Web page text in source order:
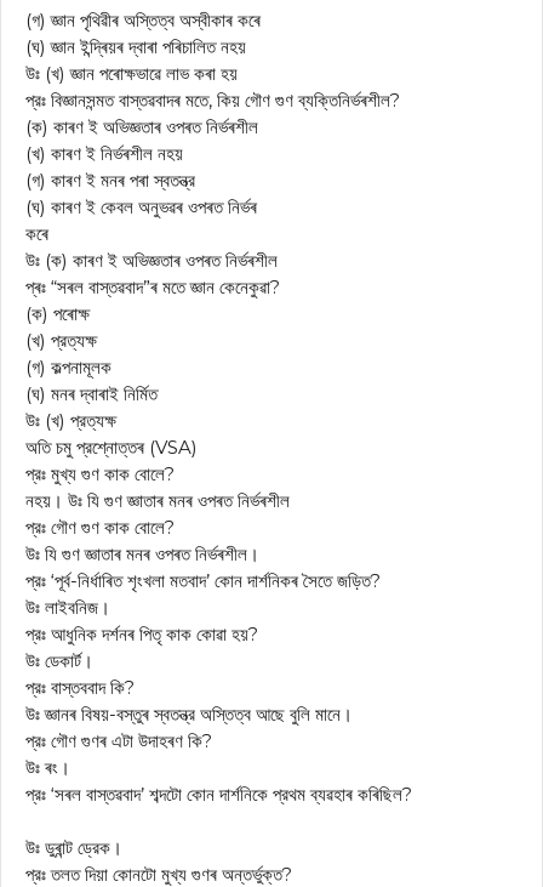
(গ) জ্ঞান পৃথিৱীৰ অস্তিত্ব অস্বীকাৰ কৰে
(ঘ) জ্ঞান ইন্দ্ৰিয়ৰ দ্বাৰা পৰিচালিত নহয়
উঃ (খ) জ্ঞান পৰোক্ষভাৱে লাভ কৰা হয়
প্রঃ বিজ্ঞানসন্মত বাস্তৱবাদৰ মতে, কিয় গৌণ গুণ ব্যক্তিনির্ভৰশীল?
(ক) কাৰণ ই অভিজ্ঞতাৰ ওপৰত নিৰ্ভৰশীল
(খ) কাৰণ ই নিৰ্ভৰশীল নহয়
(গ) কাৰণ ই মনৰ পৰা স্বতন্ত্র
(ঘ) কাৰণ ই কেবল অনুভৱৰ ওপৰত নিৰ্ভৰ
কৰে
উঃ (ক) কাৰণ ই অভিজ্ঞতাৰ ওপৰত নিৰ্ভৰশীল
প্ৰঃ “সৰল বাস্তৱবাদ”ৰ মতে জ্ঞান কেনেকুৱা?
(ক) পৰোক্ষ
(খ) প্রত্যক্ষ
(গ) কল্পনামূলক
(ঘ) মনৰ দ্বাৰাই নিৰ্মিত
উঃ (খ) প্রত্যক্ষ
অতি চমু প্রশ্নোত্তৰ (VSA)
প্রঃ মুখ্য গুণ কাক বোলে?
নহয়। উঃ যি গুণ জ্ঞাতাৰ মনৰ ওপৰত নিৰ্ভৰশীল
প্রঃ গৌণ গুণ কাক বোলে?
উঃ যি গুণ জ্ঞাতাৰ মনৰ ওপৰত নিৰ্ভৰশীল।
প্রঃ ‘পূর্ব-নির্ধাৰিত শৃংখলা মতবাদ’ কোন দার্শনিকৰ সৈতে জড়িত?
উঃ লাইবনিজ।
প্রঃ আধুনিক দৰ্শনৰ পিতৃ কাক কোৱা হয়?
উঃ ডেকার্ট।
প্রঃ বাস্তববাদ কি?
উঃ জ্ঞানৰ বিষয়-বস্তুৰ স্বতন্ত্র অস্তিত্ব আছে বুলি মানে।
প্রঃ গৌণ গুণৰ এটা উদাহৰণ কি?
উঃ ৰং।
প্রঃ ‘সৰল বাস্তৱবাদ’ শব্দটো কোন দার্শনিকে প্রথম ব্যৱহাৰ কৰিছিল?
উঃ ডুৰান্ট ড্রেক।
প্রঃ তলত দিয়া কোনটো মুখ্য গুণৰ অন্তর্ভুক্ত?